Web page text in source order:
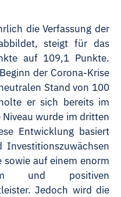
die Verfassung der
steigt für das
auf 109,1 Punkte.
der Corona-Krise
Stand von 100
er sich bereits im
wurde im dritten
Entwicklung basiert
sowie auf einem enorm
und positiven
Jedoch wird die